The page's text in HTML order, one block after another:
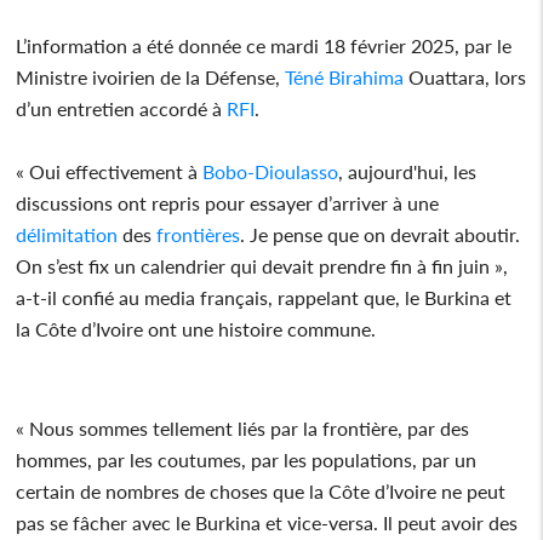
L’information a été donnée ce mardi 18 février 2025, par le
Ministre ivoirien de la Défense,Téné Birahima Ouattara, lors
d’un entretien accordé à RFI
« Oui effectivement à Bobo-Dioulasso , aujourd'hui, les
discussions ont repris pour essayer d’arriver à une
délimitation desfrontières . Je pense que on devrait aboutir.
On s’est fix un calendrier qui devait prendre fin à fin juin »,
a-t-il confié au media français, rappelant que, le Burkina et
la Côte d’Ivoire ont une histoire commune.
« Nous sommes tellement liés par la frontière, par des
hommes, par les coutumes, par les populations, par un
certain de nombres de choses que la Côte d’Ivoire ne peut
pas se fâcher avec le Burkina et vice-versa. Il peut avoir des